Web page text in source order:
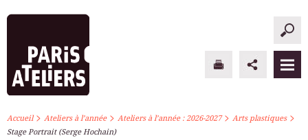
PARIS ATELIERS
Accueil> Ateliers à l’année> Ateliers à l’année : 2026-2027> Arts plastiques>
Stage Portrait (Serge Hochain)